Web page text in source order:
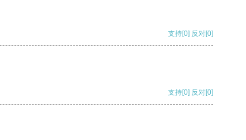
支持[0] 反对[0]
支持[0] 反对[0]